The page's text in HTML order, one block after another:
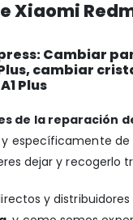
Xiaomi
Cambiar
cambiar
Plus
de la reparación
específicamente
dejar y recogerlo
y